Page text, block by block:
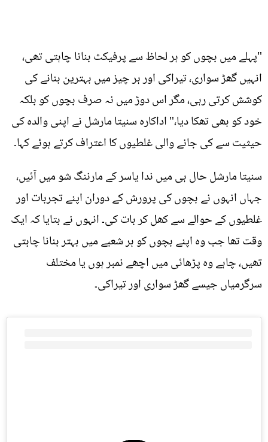
"پہلے میں بچوں کو ہر لحاظ سے پرفیکٹ بنانا چاہتی تھی،
انہیں گھڑ سواری، تیراکی اور ہر چیز میں بہترین بنانے کی
کوشش کرتی رہی، مگر اس دوڑ میں نہ صرف بچوں کو بلکہ
خود کو بھی تھکا دیا،" اداکارہ سنیتا مارشل نے اپنی والدہ کی
حیثیت سے کی جانے والی غلطیوں کا اعتراف کرتے ہوئے کہا۔
سنیتا مارشل حال ہی میں ندا یاسر کے مارننگ شو میں آئیں،
جہاں انہوں نے بچوں کی پرورش کے دوران اپنے تجربات اور
غلطیوں کے حوالے سے کھل کر بات کی۔ انہوں نے بتایا کہ ایک
وقت تھا جب وہ اپنے بچوں کو ہر شعبے میں بہتر بنانا چاہتی
تھیں، چاہے وہ پڑھائی میں اچھے نمبر ہوں یا مختلف
سرگرمیاں جیسے گھڑ سواری اور تیراکی۔